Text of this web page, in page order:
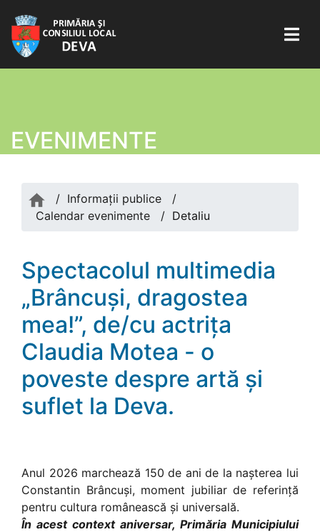
EVENIMENTE
/ Informații publice
/
Calendar evenimente
/ Detaliu
Spectacolul multimedia
„Brâncuși, dragostea
mea!”, de/cu actrița
Claudia Motea - o
poveste despre artă și
suflet la Deva.
Anul 2026 marchează 150 de ani de la nașterea lui
Constantin Brâncuși, moment jubiliar de referință
pentru cultura românească și universală.
În acest context aniversar, Primăria Municipiului